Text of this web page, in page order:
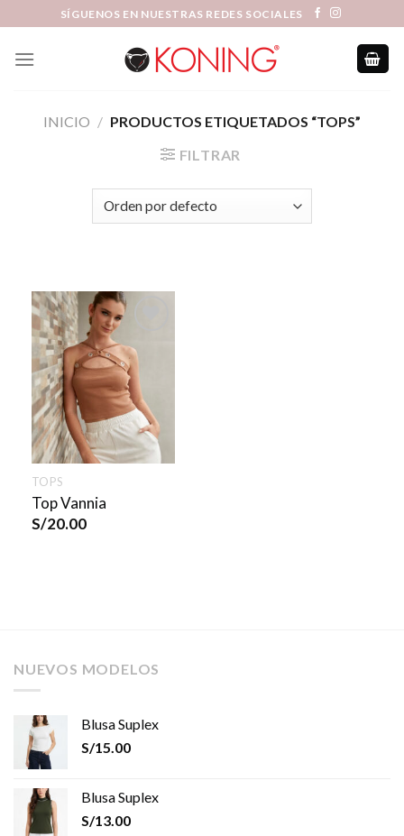
content
SÍGUENOS EN NUESTRAS REDES SOCIALES
INICIO / PRODUCTOS ETIQUETADOS “TOPS”
FILTRAR
TOPS
Top Vannia
S/20.00
NUEVOS MODELOS
Blusa Suplex
S/15.00
Blusa Suplex
S/13.00